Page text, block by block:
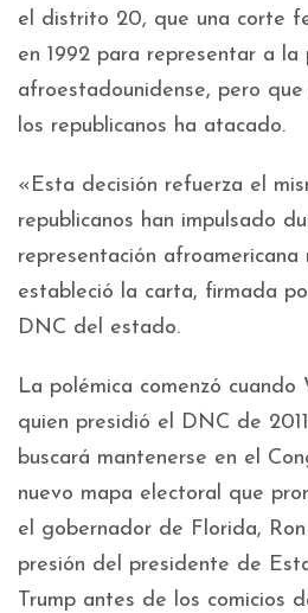
el distrito 20, que una corte
en 1992 para representar a la
afroestadounidense, pero
los republicanos ha atacado.
«Esta decisión refuerza el
republicanos han impulsado
representación afroamericana
estableció la carta, firmada
DNC del estado.
La polémica comenzó cuando
quien presidió el DNC de
buscará mantenerse en el
nuevo mapa electoral que
el gobernador de Florida,
presión del presidente de
Trump antes de los comicios